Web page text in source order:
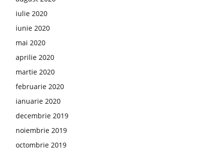
iulie 2020
iunie 2020
mai 2020
aprilie 2020
martie 2020
februarie 2020
ianuarie 2020
decembrie 2019
noiembrie 2019
octombrie 2019